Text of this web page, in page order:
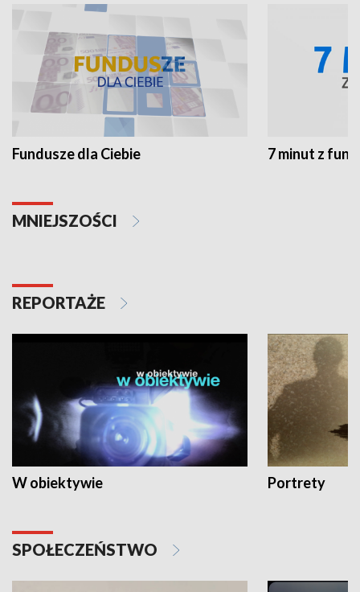
Fundusze dla Ciebie 7 minut z
MNIEJSZOŚCI
REPORTAŻE
W obiektywie Portrety
SPOŁECZEŃSTWO